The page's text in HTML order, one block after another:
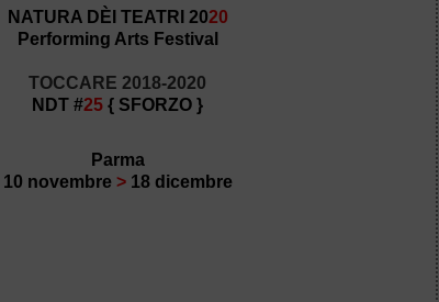
NATURA DÈI TEATRI 2020
Performing Arts Festival
TOCCARE 2018-2020
NDT #25 { SFORZO }
Parma
10 novembre >18 dicembre